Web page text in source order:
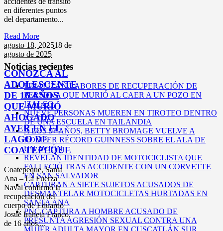
en diferentes puntos
del departamento...
Read More
agosto 18, 202518 de
agosto de 2025
CONOZCA AL
ADOLESCENTE
DE 16 AÑOS
QUE MURIÓ
AHOGADO
AYER EN EL
LAGO DE
COATEPEQUE
Coatepeque, Santa
Ana – La Fuerza
Naval confirmó la
recuperación del
cuerpo de Eduardo
Josué Iraheta Franco,
de 16 años,...
Noticias recientes
FINALIZAN LABORES DE RECUPERACIÓN DE
PERSONA QUE MURIÓ AL CAER A UN POZO EN
IZALCO
NUEVE PERSONAS MUEREN EN TIROTEO DENTRO
DE UNA ESCUELA EN TAILANDIA
A LOS 97 AÑOS, BETTY BROMAGE VUELVE A
ROMPER RÉCORD GUINNESS SOBRE EL ALA DE
UN AVIÓN
REVELAN IDENTIDAD DE MOTOCICLISTA QUE
FALLECIÓ TRAS ACCIDENTE CON UN CORVETTE
EN SAN SALVADOR
CAPTURAN A SIETE SUJETOS ACUSADOS DE
DESMANTELAR MOTOCICLETAS HURTADAS EN
SANTA ANA
PNC CAPTURA A HOMBRE ACUSADO DE
PRESUNTA AGRESIÓN SEXUAL CONTRA UNA
MUJER ADULTA MAYOR EN CUSCATLÁN SUR